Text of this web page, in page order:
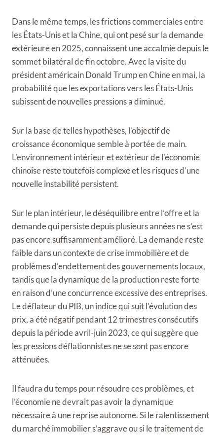
Dans le même temps, les frictions commerciales entre
les États-Unis et la Chine, qui ont pesé sur la demande
extérieure en 2025, connaissent une accalmie depuis le
sommet bilatéral de fin octobre. Avec la visite du
président américain Donald Trump en Chine en mai, la
probabilité que les exportations vers les États-Unis
subissent de nouvelles pressions a diminué.
Sur la base de telles hypothèses, l’objectif de
croissance économique semble à portée de main.
L’environnement intérieur et extérieur de l’économie
chinoise reste toutefois complexe et les risques d’une
nouvelle instabilité persistent.
Sur le plan intérieur, le déséquilibre entre l’offre et la
demande qui persiste depuis plusieurs années ne s’est
pas encore suffisamment amélioré. La demande reste
faible dans un contexte de crise immobilière et de
problèmes d’endettement des gouvernements locaux,
tandis que la dynamique de la production reste forte
en raison d’une concurrence excessive des entreprises.
Le déflateur du PIB, un indice qui suit l’évolution des
prix, a été négatif pendant 12 trimestres consécutifs
depuis la période avril-juin 2023, ce qui suggère que
les pressions déflationnistes ne se sont pas encore
atténuées.
Il faudra du temps pour résoudre ces problèmes, et
l’économie ne devrait pas avoir la dynamique
nécessaire à une reprise autonome. Si le ralentissement
du marché immobilier s’aggrave ou si le traitement de